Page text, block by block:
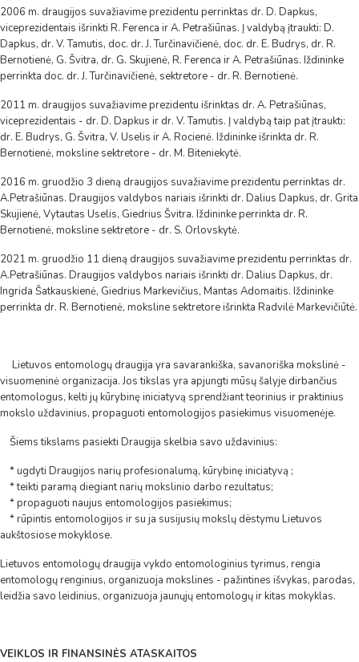
2006 m. draugijos suvažiavime prezidentu perrinktas dr. D. Dapkus,
viceprezidentais išrinkti R. Ferenca ir A. Petrašiūnas. Į valdybą įtraukti: D.
Dapkus, dr. V. Tamutis, doc. dr. J. Turčinavičienė, doc. dr. E. Budrys, dr. R.
Bernotienė, G. Švitra, dr. G. Skujienė, R. Ferenca ir A. Petrašiūnas. Iždininke
perrinkta doc. dr. J. Turčinavičienė, sektretore - dr. R. Bernotienė.
2011 m. draugijos suvažiavime prezidentu išrinktas dr. A. Petrašiūnas,
viceprezidentais - dr. D. Dapkus ir dr. V. Tamutis. Į valdybą taip pat įtraukti:
dr. E. Budrys, G. Švitra, V. Uselis ir A. Rocienė. Iždininke išrinkta dr. R.
Bernotienė, moksline sektretore - dr. M. Biteniekytė.
2016 m. gruodžio 3 dieną draugijos suvažiavime prezidentu perrinktas dr.
A.Petrašiūnas. Draugijos valdybos nariais išrinkti dr. Dalius Dapkus, dr. Grita
Skujienė, Vytautas Uselis, Giedrius Švitra. Iždininke perrinkta dr. R.
Bernotienė, moksline sektretore - dr. S. Orlovskytė.
2021 m. gruodžio 11 dieną draugijos suvažiavime prezidentu perrinktas dr.
A.Petrašiūnas. Draugijos valdybos nariais išrinkti dr. Dalius Dapkus, dr.
Ingrida Šatkauskienė, Giedrius Markevičius, Mantas Adomaitis. Iždininke
perrinkta dr. R. Bernotienė, moksline sektretore išrinkta Radvilė Markevičiūtė.
Lietuvos entomologų draugija yra savarankiška, savanoriška mokslinė -
visuomeninė organizacija. Jos tikslas yra apjungti mūsų šalyje dirbančius
entomologus, kelti jų kūrybinę iniciatyvą sprendžiant teorinius ir praktinius
mokslo uždavinius, propaguoti entomologijos pasiekimus visuomenėje.
Šiems tikslams pasiekti Draugija skelbia savo uždavinius:
* ugdyti Draugijos narių profesionalumą, kūrybinę iniciatyvą ;
* teikti paramą diegiant narių mokslinio darbo rezultatus;
* propaguoti naujus entomologijos pasiekimus;
* rūpintis entomologijos ir su ja susijusių mokslų dëstymu Lietuvos
aukštosiose mokyklose.
Lietuvos entomologų draugija vykdo entomologinius tyrimus, rengia
entomologų renginius, organizuoja mokslines - pažintines išvykas, parodas,
leidžia savo leidinius, organizuoja jaunųjų entomologų ir kitas mokyklas.
VEIKLOS IR FINANSINĖS ATASKAITOS